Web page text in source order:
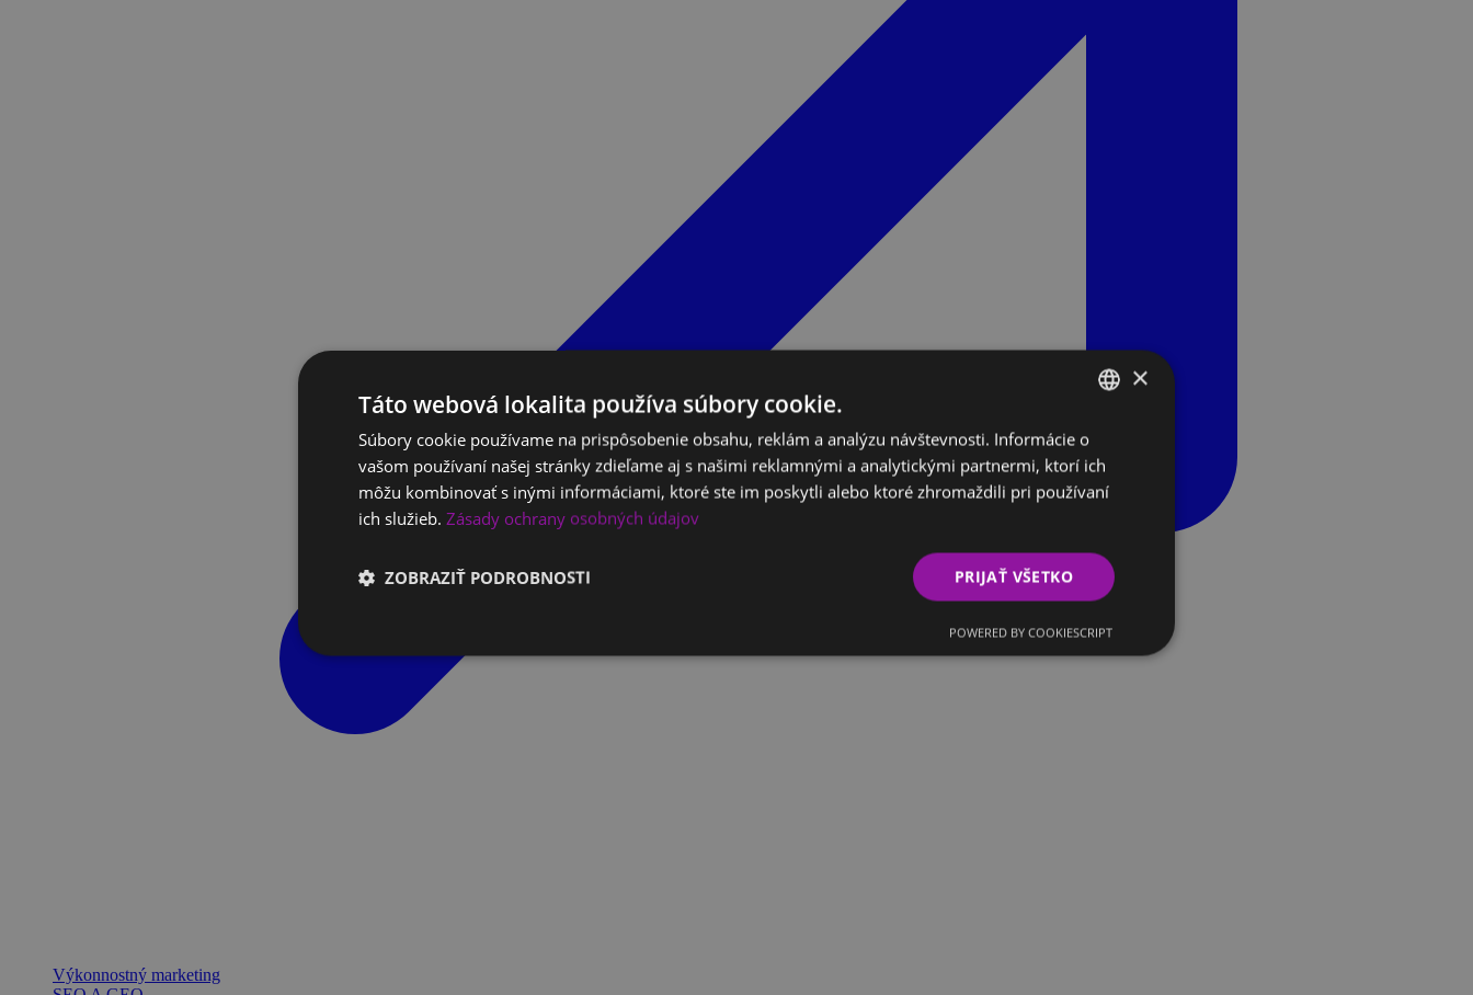
Výkonnostný marketing
SLOVAK
ENGLISH
×
Táto webová lokalita používa súbory cookie.
Súbory cookie používame na prispôsobenie obsahu, reklám a analýzu návštevnosti. Informácie o
vašom používaní našej stránky zdieľame aj s našimi reklamnými a analytickými partnermi, ktorí ich
môžu kombinovať s inými informáciami, ktoré ste im poskytli alebo ktoré zhromaždili pri používaní
ich služieb. Zásady ochrany osobných údajov
PRIJAŤ VŠETKO
ZOBRAZIŤ PODROBNOSTI
POWERED BY COOKIESCRIPT